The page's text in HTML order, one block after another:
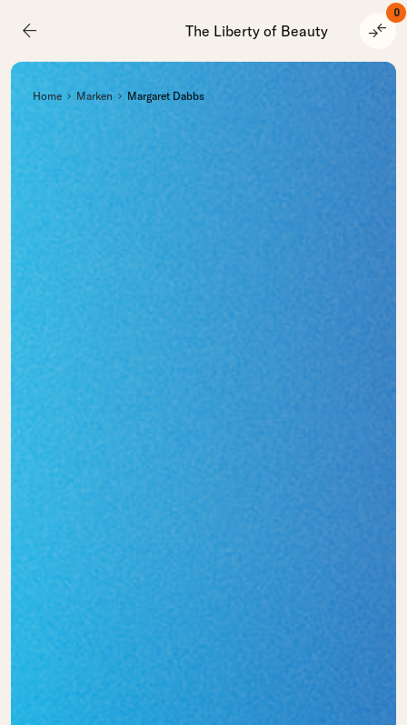
arrow_back The Liberty of Beauty compare_arrows
0
Home Marken Margaret Dabbs